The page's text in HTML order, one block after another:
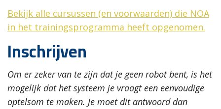
Bekijk alle cursussen (en voorwaarden) die NOA
in het trainingsprogramma heeft opgenomen.
Inschrijven
Om er zeker van te zijn dat je geen robot bent, is het
mogelijk dat het systeem je vraagt een eenvoudige
optelsom te maken. Je moet dit antwoord dan